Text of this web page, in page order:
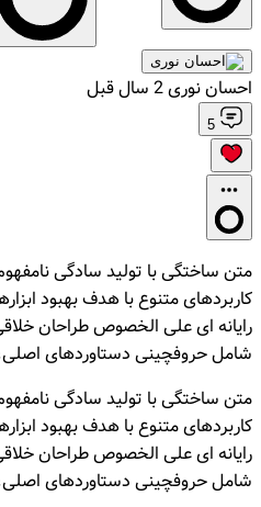
احسان نوری2 سال قبل
5
متن ساختگی با تولید سادگی
کاربردهای متنوع با هدف بهبود
رایانه ای علی الخصوص طراحان
شامل حروفچینی دستاوردهای
متن ساختگی با تولید سادگی
کاربردهای متنوع با هدف بهبود
رایانه ای علی الخصوص طراحان
شامل حروفچینی دستاوردهای